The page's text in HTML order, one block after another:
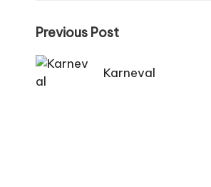
Post
navigation
Previous Post
Karneval